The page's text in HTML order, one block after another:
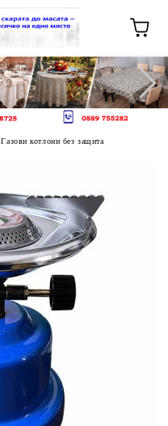
Газови котлони без защита